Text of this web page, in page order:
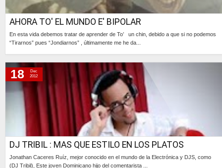
AHORA TO' EL MUNDO E' BIPOLAR
En esta vida debemos tratar de aprender de To’ un chin, debido a que si no podemos
“Tirarnos” pues “Jondiarnos” , últimamente me he da...
DJ TRIBIL : MAS QUE ESTILO EN LOS PLATOS
Jonathan Caceres Ruíz, mejor conocido en el mundo de la Electrónica y DJS, como
(DJ Tribil), Este joven Dominicano hijo del comentarista ...
18
Dec
2012